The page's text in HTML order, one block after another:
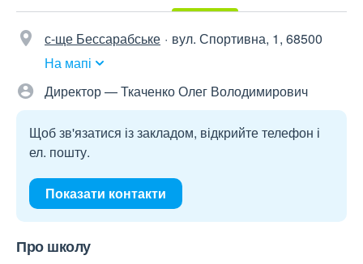
с-ще Бессарабське
вул. Спортивна, 1, 68500
На мапі
Директор — Ткаченко Олег Володимирович
Щоб зв'язатися із закладом, відкрийте телефон і
ел. пошту.
Показати контакти
Про школу